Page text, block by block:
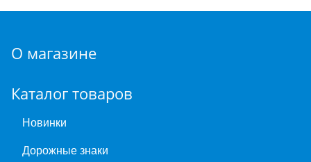
О магазине
Каталог товаров
Новинки
Дорожные знаки